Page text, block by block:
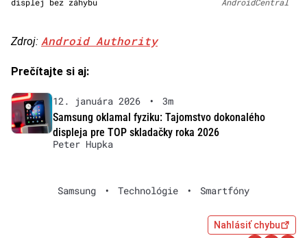
displej bez záhybu AndroidCentral
Zdroj: Android Authority
Prečítajte si aj:
12. januára 2026 •
3m
Samsung oklamal fyziku: Tajomstvo dokonalého
displeja pre TOP skladačky roka 2026
Peter Hupka
Samsung • Technológie • Smartfóny
Nahlásiť chybu